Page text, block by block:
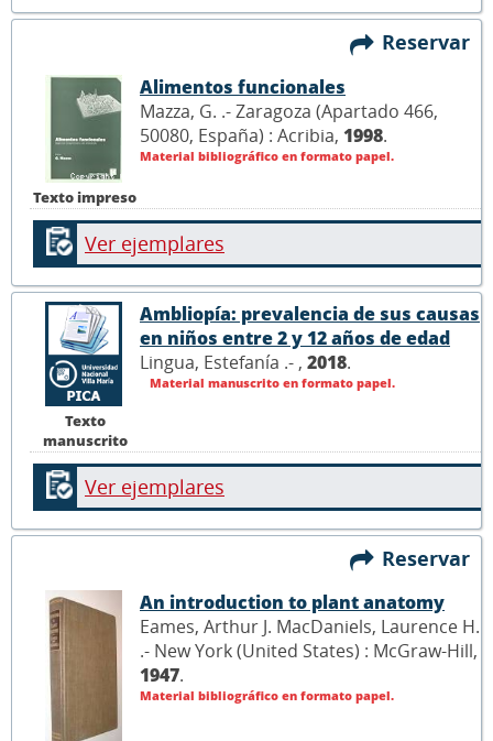
Reservar
Texto impreso
Alimentos funcionales
Mazza, G. .- Zaragoza (Apartado 466,
50080, España) : Acribia, 1998.
Material bibliográfico en formato papel.
Ver ejemplares
Texto
manuscrito
Ambliopía: prevalencia de sus causas
en niños entre 2 y 12 años de edad
Lingua, Estefanía .- , 2018.
Material manuscrito en formato papel.
Ver ejemplares
Reservar
An introduction to plant anatomy
Eames, Arthur J. MacDaniels, Laurence H.
.- New York (United States) : McGraw-Hill,
1947.
Material bibliográfico en formato papel.